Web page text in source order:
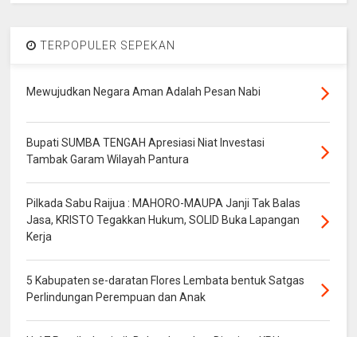
TERPOPULER SEPEKAN
Mewujudkan Negara Aman Adalah Pesan Nabi
Bupati SUMBA TENGAH Apresiasi Niat Investasi
Tambak Garam Wilayah Pantura
Pilkada Sabu Raijua : MAHORO-MAUPA Janji Tak Balas
Jasa, KRISTO Tegakkan Hukum, SOLID Buka Lapangan
Kerja
5 Kabupaten se-daratan Flores Lembata bentuk Satgas
Perlindungan Perempuan dan Anak